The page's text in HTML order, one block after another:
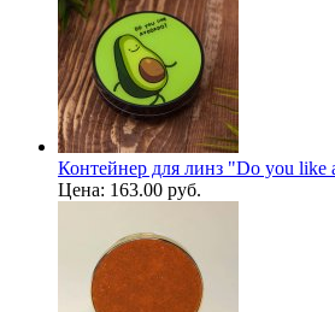
Контейнер для линз "Do you like
Цена: 163.00 руб.